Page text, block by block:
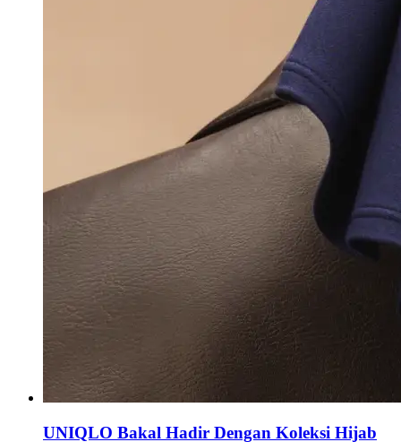
UNIQLO Bakal Hadir Dengan Koleksi Hijab